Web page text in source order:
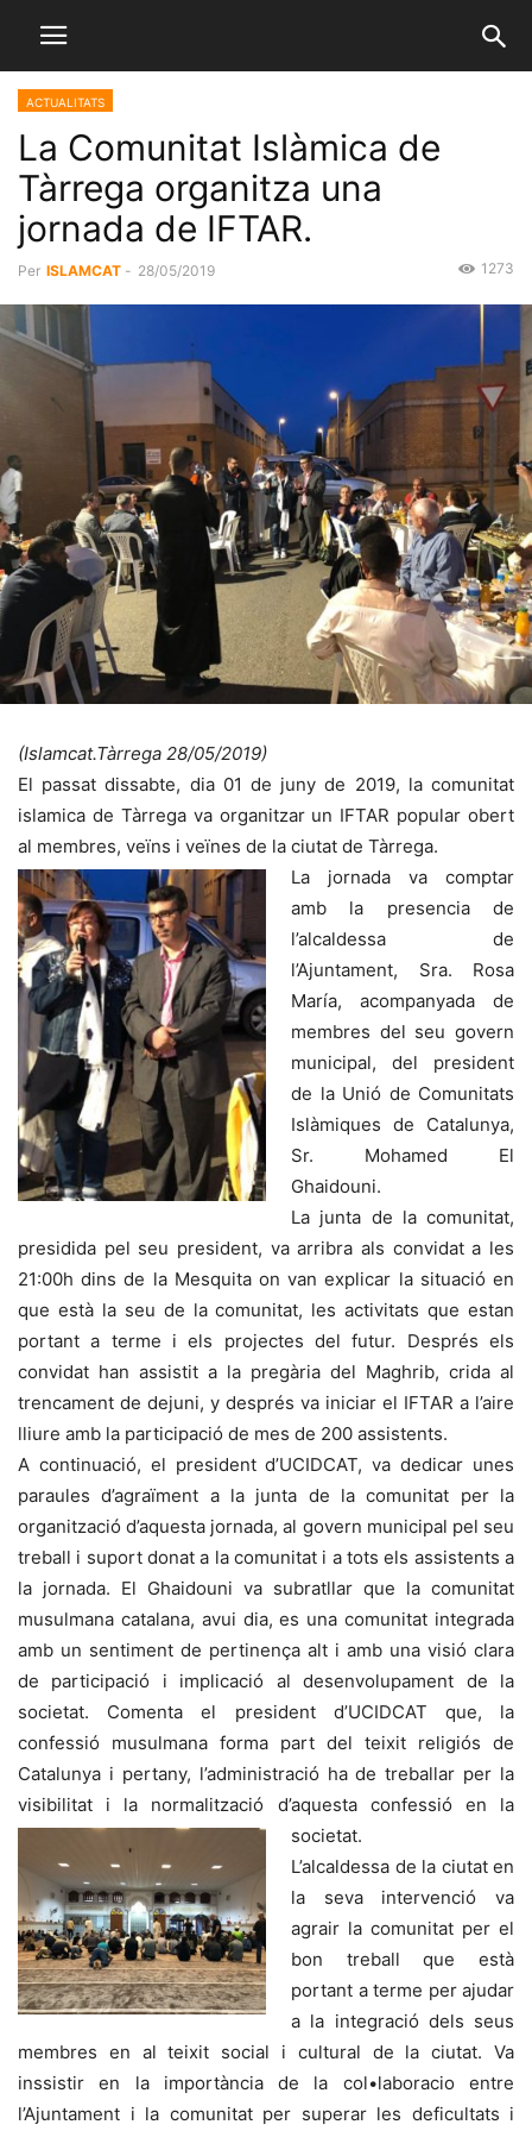
ACTUALITATS
La Comunitat Islàmica de
Tàrrega organitza una
jornada de IFTAR.
Per ISLAMCAT - 28/05/2019 1273
(Islamcat.Tàrrega 28/05/2019)
El passat dissabte, dia 01 de juny de 2019, la comunitat
islamica de Tàrrega va organitzar un IFTAR popular obert
al membres, veïns i veïnes de la ciutat de Tàrrega.
La jornada va comptar
amb la presencia de
l’alcaldessa de
l’Ajuntament, Sra. Rosa
María, acompanyada de
membres del seu govern
municipal, del president
de la Unió de Comunitats
Islàmiques de Catalunya,
Sr. Mohamed El
Ghaidouni.
La junta de la comunitat,
presidida pel seu president, va arribra als convidat a les
21:00h dins de la Mesquita on van explicar la situació en
que està la seu de la comunitat, les activitats que estan
portant a terme i els projectes del futur. Després els
convidat han assistit a la pregària del Maghrib, crida al
trencament de dejuni, y després va iniciar el IFTAR a l’aire
lliure amb la participació de mes de 200 assistents.
A continuació, el president d’UCIDCAT, va dedicar unes
paraules d’agraïment a la junta de la comunitat per la
organització d’aquesta jornada, al govern municipal pel seu
treball i suport donat a la comunitat i a tots els assistents a
la jornada. El Ghaidouni va subratllar que la comunitat
musulmana catalana, avui dia, es una comunitat integrada
amb un sentiment de pertinença alt i amb una visió clara
de participació i implicació al desenvolupament de la
societat. Comenta el president d’UCIDCAT que, la
confessió musulmana forma part del teixit religiós de
Catalunya i pertany, l’administració ha de treballar per la
visibilitat i la normalització d’aquesta confessió en la
societat.
L’alcaldessa de la ciutat en
la seva intervenció va
agrair la comunitat per el
bon treball que està
portant a terme per ajudar
a la integració dels seus
membres en al teixit social i cultural de la ciutat. Va
inssistir en la importància de la col•laboracio entre
l’Ajuntament i la comunitat per superar les deficultats i